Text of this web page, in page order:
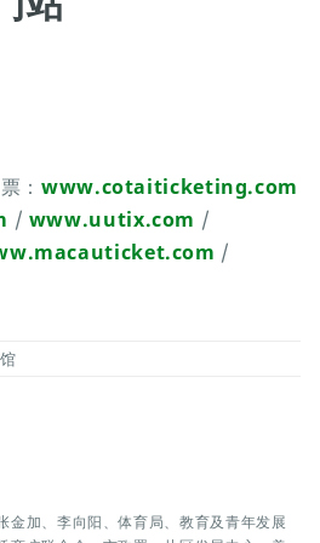
： www.cotaiticketing.com
/ www.uutix.com /
/
金加、李向阳、体育局、教育及青年发展